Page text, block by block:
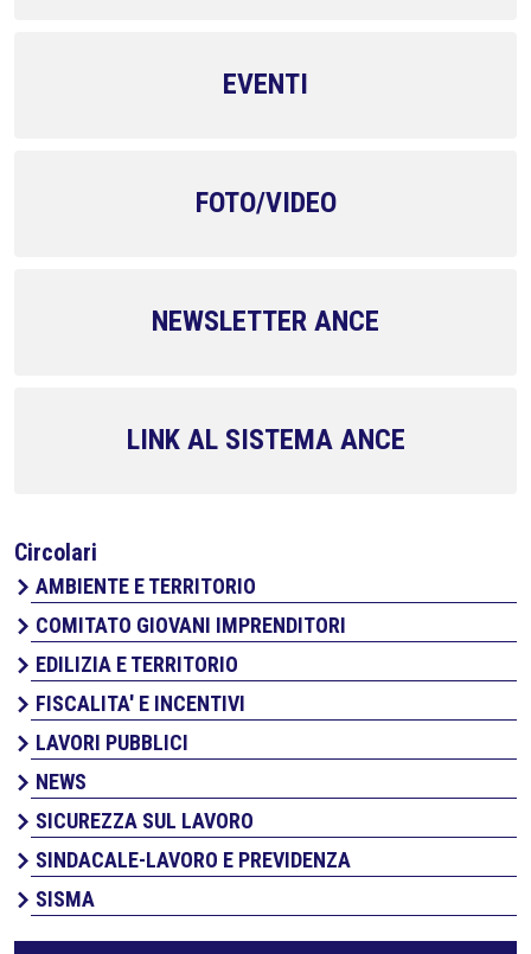
EVENTI
FOTO/VIDEO
NEWSLETTER ANCE
LINK AL SISTEMA ANCE
Circolari
AMBIENTE E TERRITORIO
COMITATO GIOVANI IMPRENDITORI
EDILIZIA E TERRITORIO
FISCALITA' E INCENTIVI
LAVORI PUBBLICI
NEWS
SICUREZZA SUL LAVORO
SINDACALE-LAVORO E PREVIDENZA
SISMA